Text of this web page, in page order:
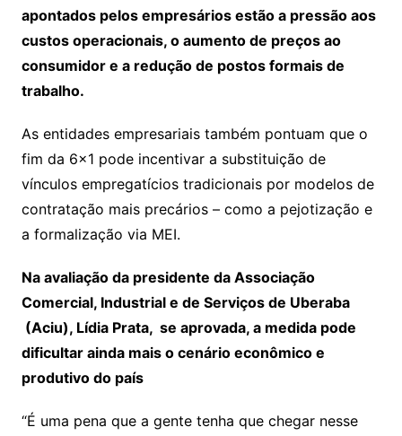
apontados pelos empresários estão a pressão aos
custos operacionais, o aumento de preços ao
consumidor e a redução de postos formais de
trabalho.
As entidades empresariais também pontuam que o
fim da 6×1 pode incentivar a substituição de
vínculos empregatícios tradicionais por modelos de
contratação mais precários – como a pejotização e
a formalização via MEI.
Na avaliação da presidente da Associação
Comercial, Industrial e de Serviços de Uberaba
(Aciu), Lídia Prata, se aprovada, a medida pode
dificultar ainda mais o cenário econômico e
produtivo do país
“É uma pena que a gente tenha que chegar nesse